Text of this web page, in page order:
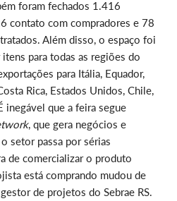
foram fechados 1.416
contato com compradores e 78
Além disso, o espaço foi
para todas as regiões do
para Itália, Equador,
Rica, Estados Unidos, Chile,
inegável que a feira segue
, que gera negócios e
setor passa por sérias
de comercializar o produto
está comprando mudou de
de projetos do Sebrae RS.